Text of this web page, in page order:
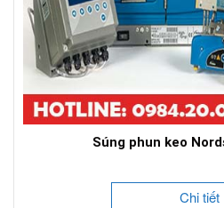
Súng phun keo
Chi tiết